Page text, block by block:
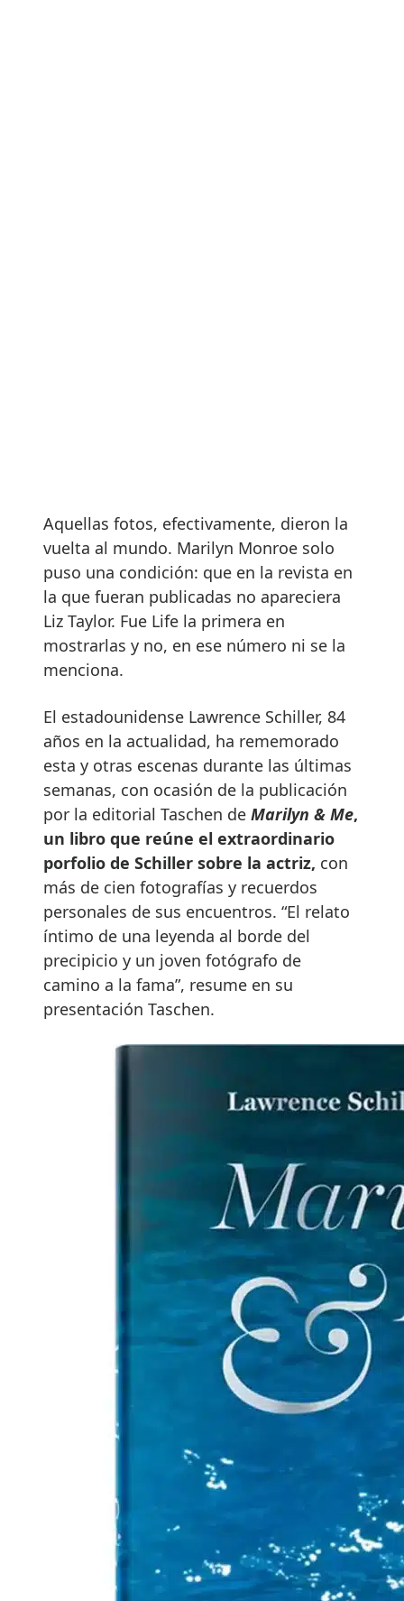
Aquellas fotos, efectivamente, dieron la
vuelta al mundo. Marilyn Monroe solo
puso una condición: que en la revista en
la que fueran publicadas no apareciera
Liz Taylor. Fue Life la primera en
mostrarlas y no, en ese número ni se la
menciona.
El estadounidense Lawrence Schiller, 84
años en la actualidad, ha rememorado
esta y otras escenas durante las últimas
semanas, con ocasión de la publicación
por la editorial Taschen de Marilyn & Me,
un libro que reúne el extraordinario
porfolio de Schiller sobre la actriz, con
más de cien fotografías y recuerdos
personales de sus encuentros. “El relato
íntimo de una leyenda al borde del
precipicio y un joven fotógrafo de
camino a la fama”, resume en su
presentación Taschen.